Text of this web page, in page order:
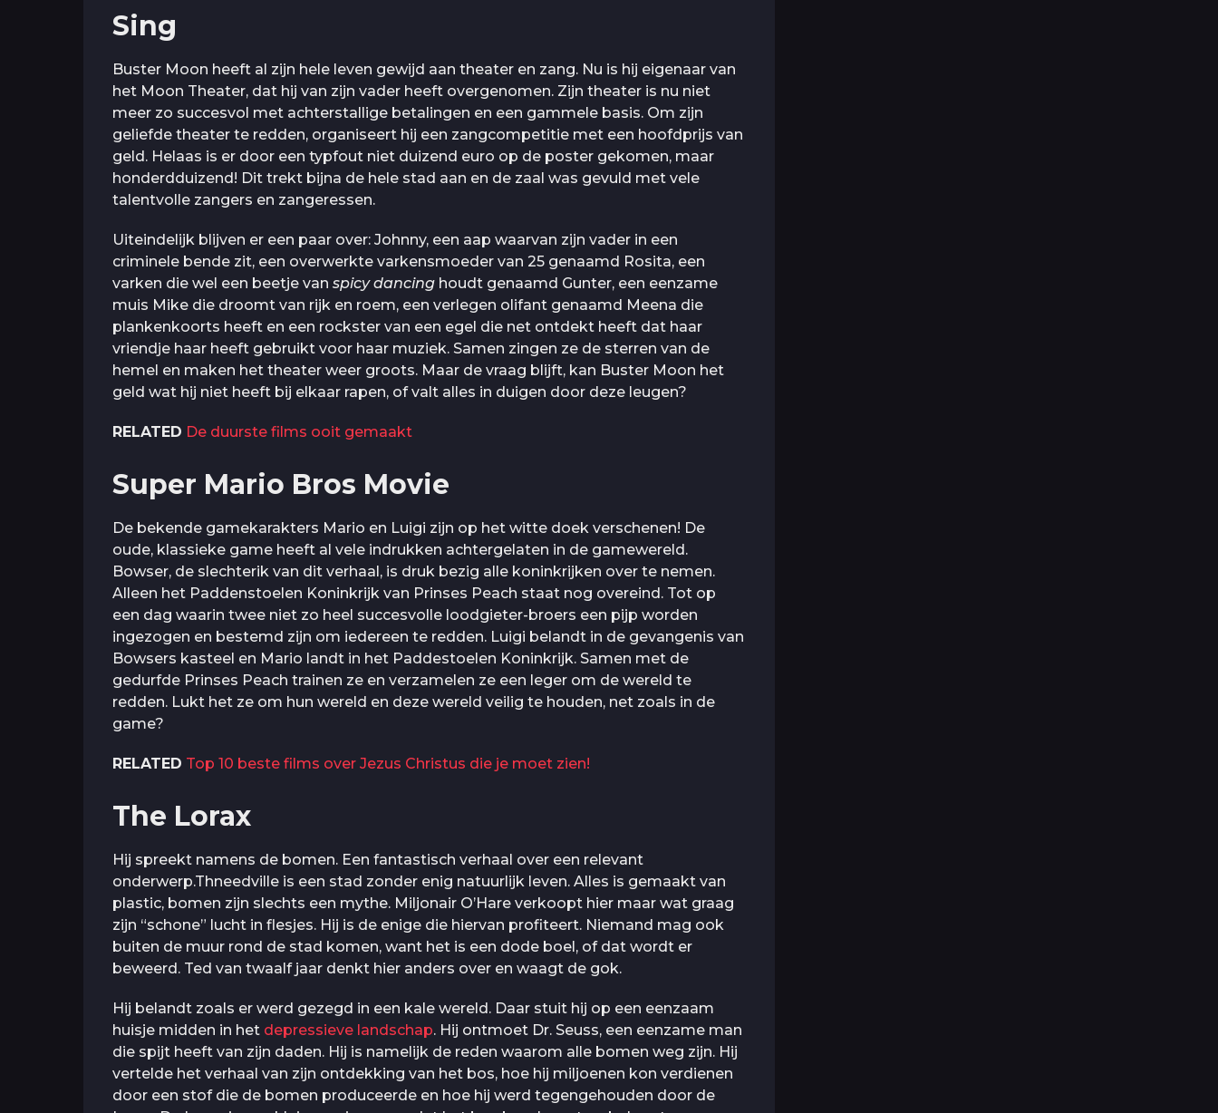
Sing
Buster Moon heeft al zijn hele leven gewijd aan theater en zang. Nu is hij eigenaar van
het Moon Theater, dat hij van zijn vader heeft overgenomen. Zijn theater is nu niet
meer zo succesvol met achterstallige betalingen en een gammele basis. Om zijn
geliefde theater te redden, organiseert hij een zangcompetitie met een hoofdprijs van
geld. Helaas is er door een typfout niet duizend euro op de poster gekomen, maar
honderdduizend! Dit trekt bijna de hele stad aan en de zaal was gevuld met vele
talentvolle zangers en zangeressen.
Uiteindelijk blijven er een paar over: Johnny, een aap waarvan zijn vader in een
criminele bende zit, een overwerkte varkensmoeder van 25 genaamd Rosita, een
varken die wel een beetje van spicy dancing houdt genaamd Gunter, een eenzame
muis Mike die droomt van rijk en roem, een verlegen olifant genaamd Meena die
plankenkoorts heeft en een rockster van een egel die net ontdekt heeft dat haar
vriendje haar heeft gebruikt voor haar muziek. Samen zingen ze de sterren van de
hemel en maken het theater weer groots. Maar de vraag blijft, kan Buster Moon het
geld wat hij niet heeft bij elkaar rapen, of valt alles in duigen door deze leugen?
RELATED De duurste films ooit gemaakt
Super Mario Bros Movie
De bekende gamekarakters Mario en Luigi zijn op het witte doek verschenen! De
oude, klassieke game heeft al vele indrukken achtergelaten in de gamewereld.
Bowser, de slechterik van dit verhaal, is druk bezig alle koninkrijken over te nemen.
Alleen het Paddenstoelen Koninkrijk van Prinses Peach staat nog overeind. Tot op
een dag waarin twee niet zo heel succesvolle loodgieter-broers een pijp worden
ingezogen en bestemd zijn om iedereen te redden. Luigi belandt in de gevangenis van
Bowsers kasteel en Mario landt in het Paddestoelen Koninkrijk. Samen met de
gedurfde Prinses Peach trainen ze en verzamelen ze een leger om de wereld te
redden. Lukt het ze om hun wereld en deze wereld veilig te houden, net zoals in de
game?
RELATED Top 10 beste films over Jezus Christus die je moet zien!
The Lorax
Hij spreekt namens de bomen. Een fantastisch verhaal over een relevant
onderwerp.Thneedville is een stad zonder enig natuurlijk leven. Alles is gemaakt van
plastic, bomen zijn slechts een mythe. Miljonair O’Hare verkoopt hier maar wat graag
zijn “schone” lucht in flesjes. Hij is de enige die hiervan profiteert. Niemand mag ook
buiten de muur rond de stad komen, want het is een dode boel, of dat wordt er
beweerd. Ted van twaalf jaar denkt hier anders over en waagt de gok.
Hij belandt zoals er werd gezegd in een kale wereld. Daar stuit hij op een eenzaam
huisje midden in het depressieve landschap. Hij ontmoet Dr. Seuss, een eenzame man
die spijt heeft van zijn daden. Hij is namelijk de reden waarom alle bomen weg zijn. Hij
vertelde het verhaal van zijn ontdekking van het bos, hoe hij miljoenen kon verdienen
door een stof die de bomen produceerde en hoe hij werd tegengehouden door de